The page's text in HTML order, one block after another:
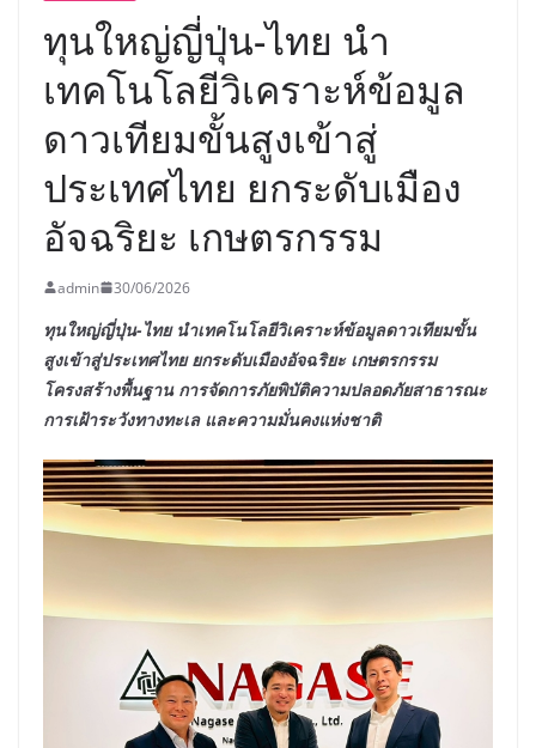
ทุนใหญ่ญี่ปุ่น-ไทย นำ
เทคโนโลยีวิเคราะห์ข้อมูล
ดาวเทียมขั้นสูงเข้าสู่
ประเทศไทย ยกระดับเมือง
อัจฉริยะ เกษตรกรรม
admin 30/06/2026
ทุนใหญ่ญี่ปุ่น-ไทย นำเทคโนโลยีวิเคราะห์ข้อมูลดาวเทียมขั้น
สูงเข้าสู่ประเทศไทย ยกระดับเมืองอัจฉริยะ เกษตรกรรม
โครงสร้างพื้นฐาน การจัดการภัยพิบัติความปลอดภัยสาธารณะ
การเฝ้าระวังทางทะเล และความมั่นคงแห่งชาติ